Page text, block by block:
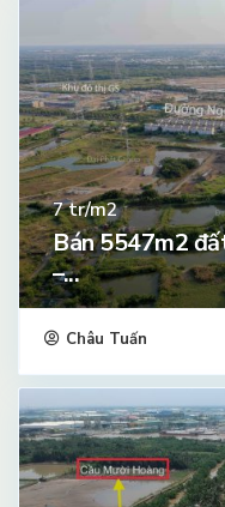
7tr/m2
Bán 5547m2
–...
Châu Tuấn